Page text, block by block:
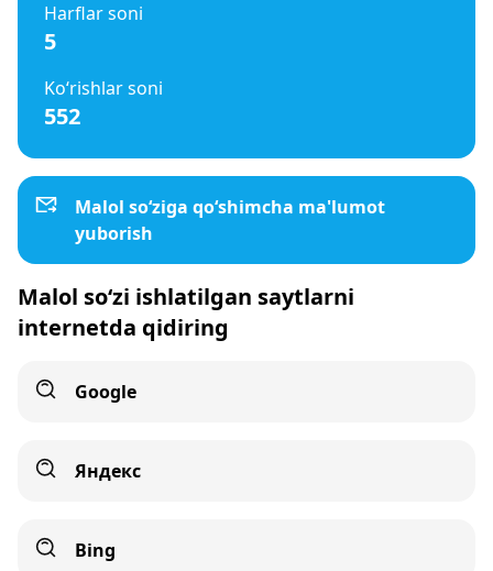
Harflar soni
5
Ko‘rishlar soni
552
Malol so‘ziga qo‘shimcha ma'lumot
yuborish
Malol so‘zi ishlatilgan saytlarni
internetda qidiring
Google
Яндекс
Bing